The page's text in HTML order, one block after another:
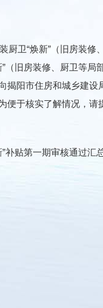
卫“焕新”（旧房装修
（旧房装修、厨卫等
揭阳市住房和城乡建
便于核实了解情况，请
贴第一期审核通过汇